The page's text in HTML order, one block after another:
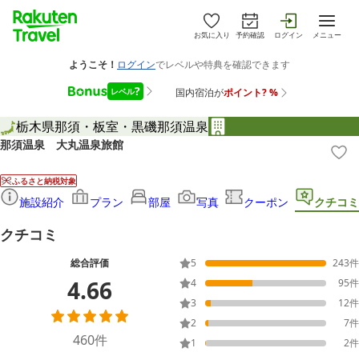
お気に入り 予約確認 ログイン メニュー
栃木県那須・板室・黒磯那須温泉
那須温泉 大丸温泉旅館
ふるさと納税対象
施設紹介 プラン 部屋 写真 クーポン クチコミ
クチコミ
総合評価
4.66
460件
5 243件
4
95件
3
12件
2
7件
1
2件